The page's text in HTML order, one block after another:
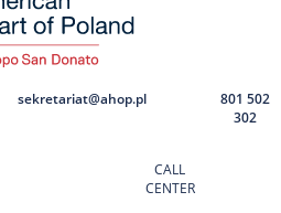
sekretariat@ahop.pl
CALL
CENTER
801 502
302